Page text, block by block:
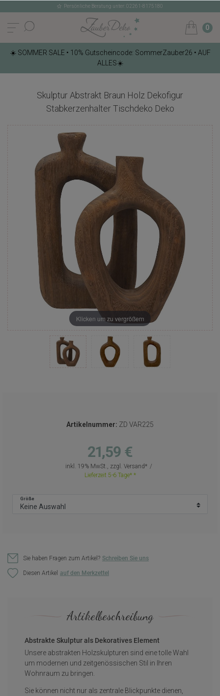
Persönliche Beratung unter: 02261-8175180
0
☀️ SOMMER SALE • 10% Gutscheincode: SommerZauber26 • AUF
ALLES☀️
Skulptur Abstrakt Braun Holz Dekofigur
Stabkerzenhalter Tischdeko Deko
Klicken um zu vergrößern
Artikelnummer: ZD VAR225
21,59 €
inkl. 19% MwSt., zzgl. Versand
Lieferzeit 5-6 Tage*
Größe
Sie haben Fragen zum Artikel? Schreiben Sie uns
Diesen Artikel
Artikelbeschreibung
Abstrakte Skulptur als Dekoratives Element
Unsere abstrakten Holzskulpturen sind eine tolle Wahl
um modernen und zeitgenössischen Stil in Ihren
Wohnraum zu bringen.
Sie können nicht nur als zentrale Blickpunkte dienen,